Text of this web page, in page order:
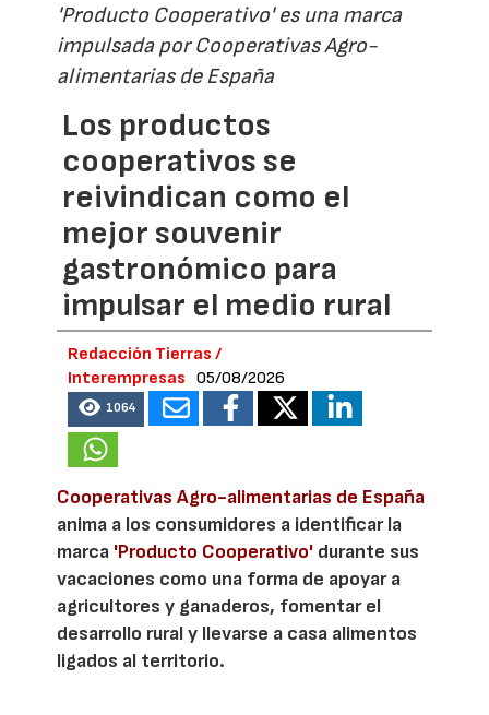
'Producto Cooperativo' es una marca
impulsada por Cooperativas Agro-
alimentarias de España
Los productos
cooperativos se
reivindican como el
mejor souvenir
gastronómico para
impulsar el medio rural
Redacción Tierras /
Interempresas
05/08/2026
1064
Cooperativas Agro-alimentarias de España
anima a los consumidores a identificar la
marca 'Producto Cooperativo' durante sus
vacaciones como una forma de apoyar a
agricultores y ganaderos, fomentar el
desarrollo rural y llevarse a casa alimentos
ligados al territorio.